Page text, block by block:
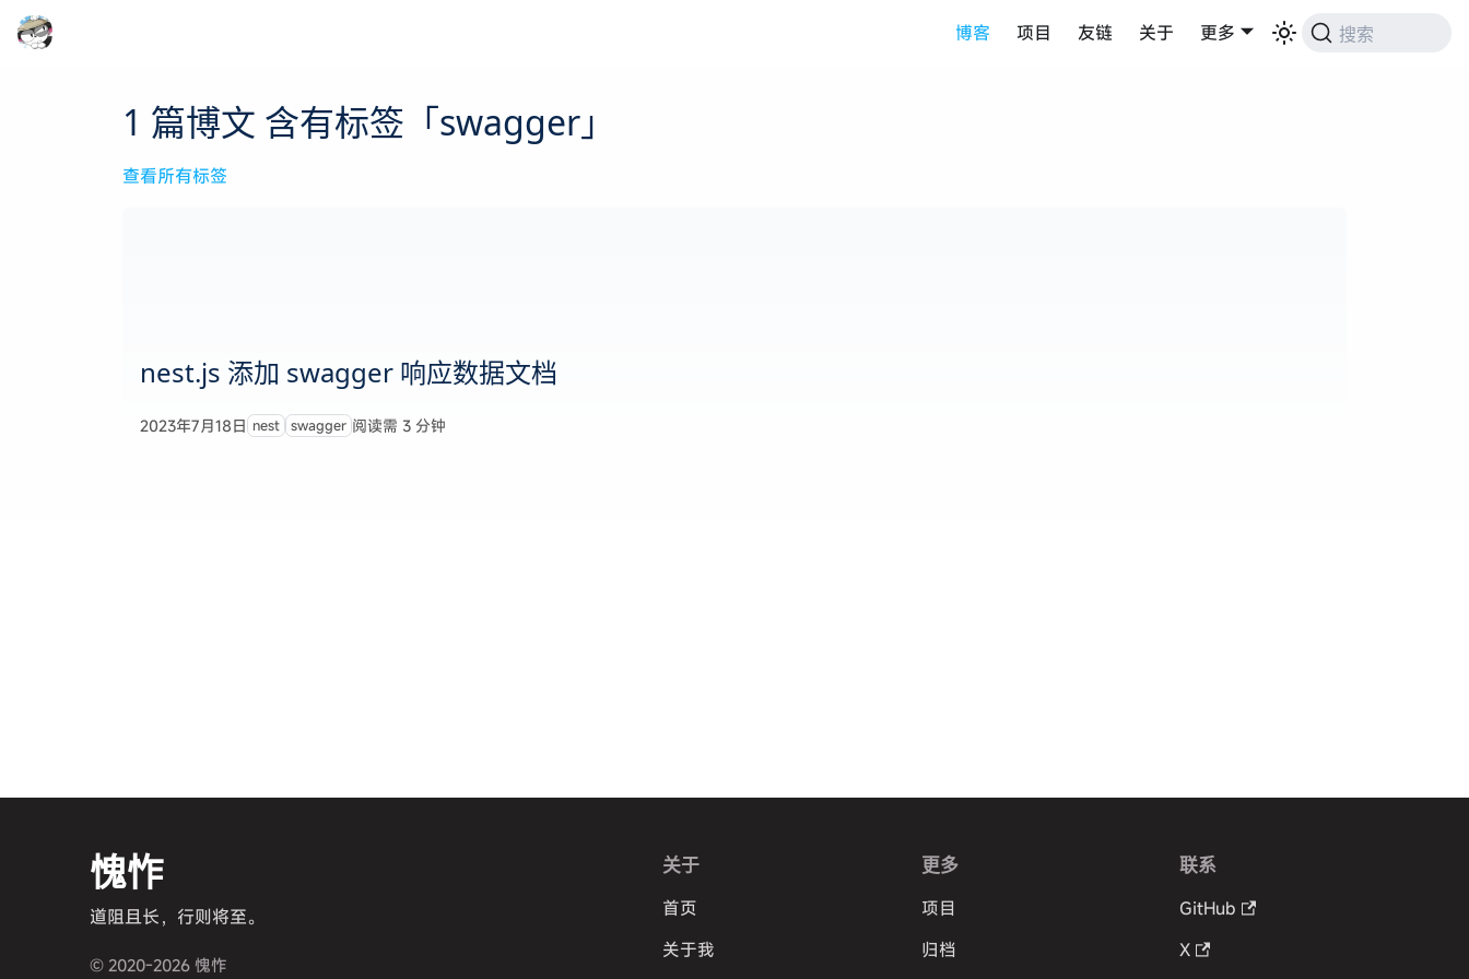
博客 项目 友链 关于 更多 搜索
1 篇博文 含有标签「swagger」
查看所有标签
nest.js 添加 swagger 响应数据文档
2023年7月18日 nest swagger 阅读需 3 分钟
愧怍
道阻且长，行则将至。
© 2020-2026 愧怍
关于
首页
关于我
更多
项目
归档
联系
GitHub
X